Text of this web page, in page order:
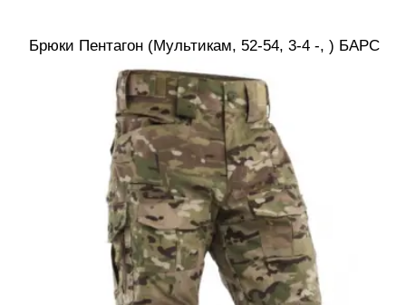
Брюки Пентагон (Мультикам, 52-54, 3-4 -, ) БАРС